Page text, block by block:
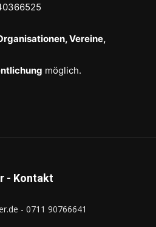
Vereine,
möglich.
- Kontakt
- 0711 90766641